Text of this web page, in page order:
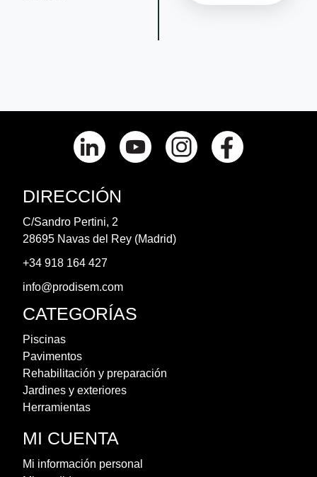
DIRECCIÓN
C/Sandro Pertini, 2
28695 Navas del Rey (Madrid)
+34 918 164 427
info@prodisem.com
CATEGORÍAS
Piscinas
Pavimentos
Rehabilitación y preparación
Jardines y exteriores
Herramientas
MI CUENTA
Mi información personal